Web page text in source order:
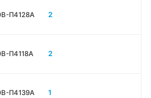
П4128А 2
П4118А 2
П4139А 1